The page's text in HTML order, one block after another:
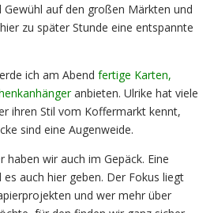
auf den großen Märkten und
zu später Stunde eine entspannte
ich am Abend fertige Karten,
anbieten. Ulrike hat viele
ihren Stil vom Koffermarkt kennt,
sind eine Augenweide.
haben wir auch im Gepäck. Eine
auch hier geben. Der Fokus liegt
und wer mehr über